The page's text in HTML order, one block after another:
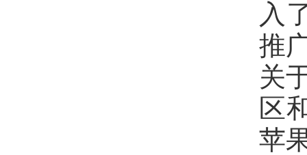
入
推
关
区
苹